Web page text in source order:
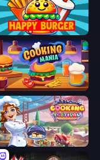
Happy Burger
Cooking Mania
Cooking Festival